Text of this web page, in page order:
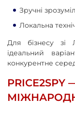
Зручні
Локальна
Для бізнесу зі
ідеальний
конкурентне
PRICE2SPY